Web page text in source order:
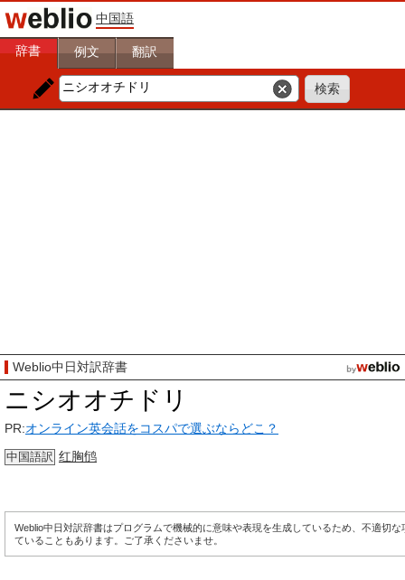
中国語
辞書 例文 翻訳
Weblio中日対訳辞書
ニシオオチドリ
PR:オンライン英会話をコスパで選ぶならどこ？
中国語訳 红胸鸻
Weblio中日対訳辞書はプログラムで機械的に意味や表現を生成しているため、不適切な
ていることもあります。ご了承くださいませ。